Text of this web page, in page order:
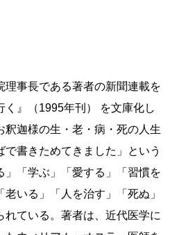
理事長である著者の新聞連載を
』（1995年刊）
を文庫化し
釈迦様の生・老・病・死の人生
で書きためてきました」という
」「学ぶ」「愛する」「習慣を
いる」「人を治す」「死ぬ」
れている。著者は、近代医学に